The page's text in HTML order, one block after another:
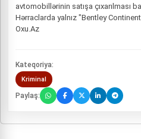
avtomobillərinin satışa çıxarılması
Hərraclarda yalnız "Bentley
Oxu.Az
Kateqoriya:
Kriminal
Paylaş: